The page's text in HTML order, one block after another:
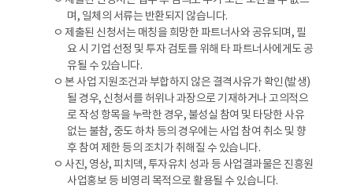
며, 일체의 서류는 반환되지 않습니다.
ㅇ 제출된 신청서는 매칭을 희망한 파트너사와 공유되며, 필
요 시 기업 선정 및 투자 검토를 위해 타 파트너사에게도 공
유될 수 있습니다.
ㅇ 본 사업 지원조건과 부합하지 않은 결격사유가 확인(발생)
될 경우, 신청서를 허위나 과장으로 기재하거나 고의적으
로 작성 항목을 누락한 경우, 불성실 참여 및 타당한 사유
없는 불참, 중도 하차 등의 경우에는 사업 참여 취소 및 향
후 참여 제한 등의 조치가 취해질 수 있습니다.
ㅇ 사진, 영상, 피치덱, 투자유치 성과 등 사업결과물은 진흥원
사업홍보 등 비영리 목적으로 활용될 수 있습니다.